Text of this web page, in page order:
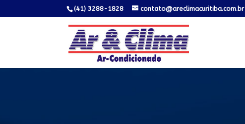
(41) 3288-1828 contato@areclimacuritiba.com.br